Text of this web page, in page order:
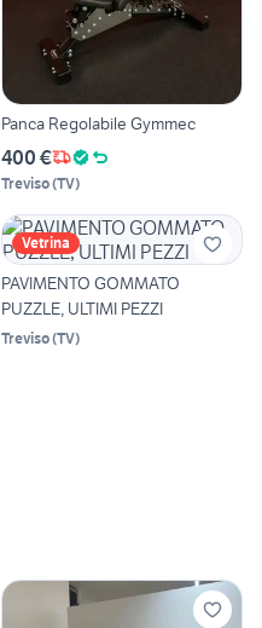
Panca Regolabile Gymmec
400 €
Treviso(TV)
Vetrina
PAVIMENTO GOMMATO
PUZZLE, ULTIMI PEZZI
Treviso(TV)